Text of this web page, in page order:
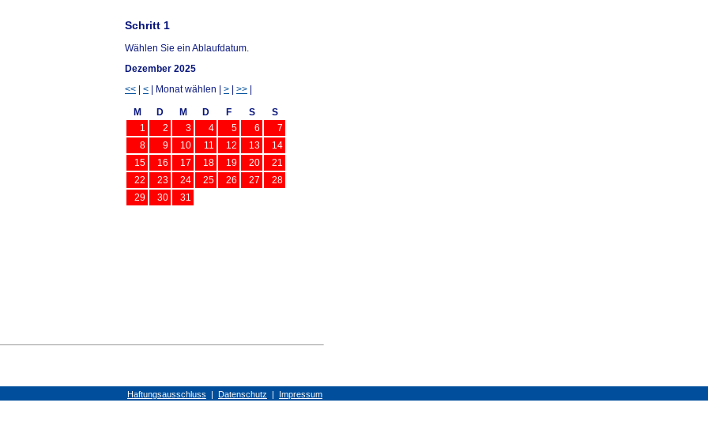
Schritt 1
Wählen Sie ein Ablaufdatum.
Dezember 2025
<<
< | Monat wählen | > >>
M D M D F S
S
1
2 3 4 5 6
7
8
9 10 11 12 13
14
15
16 17 18 19 20
21
22
23 24 25 26 27
28
29
30 31
Haftungsausschluss | Datenschutz | Impressum